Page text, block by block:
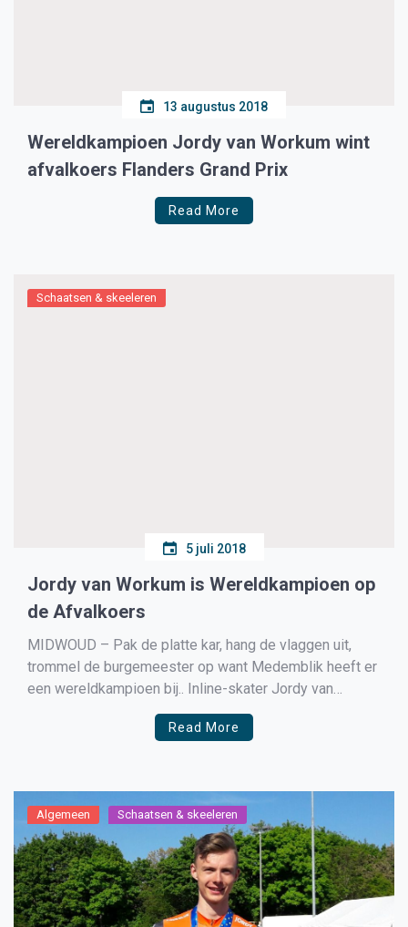
13 augustus 2018
Wereldkampioen Jordy van Workum wint
afvalkoers Flanders Grand Prix
Read More
Schaatsen & skeeleren
5 juli 2018
Jordy van Workum is Wereldkampioen op
de Afvalkoers
MIDWOUD – Pak de platte kar, hang de vlaggen uit,
trommel de burgemeester op want Medemblik heeft er
een wereldkampioen bij.. Inline-skater Jordy van
Workum uit Midwoud is vandaag Wereldkampioen op
de afvalkoers geworden tijdens de
Read More
Algemeen Schaatsen & skeeleren